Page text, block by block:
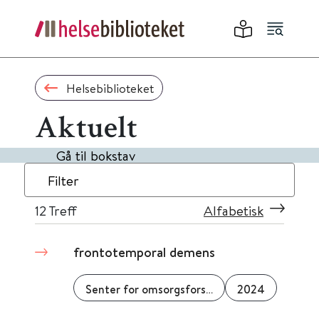
Helsebiblioteket
Aktuelt
Gå til bokstav
Filter
12 Treff Alfabetisk
frontotemporal demens
Senter for omsorgsforskning 2024